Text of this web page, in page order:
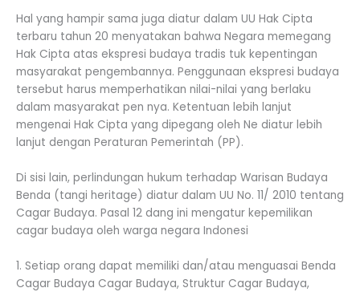
Hal yang hampir sama juga diatur dalam UU Hak Cipta
terbaru tahun 20 menyatakan bahwa Negara memegang
Hak Cipta atas ekspresi budaya tradis tuk kepentingan
masyarakat pengembannya. Penggunaan ekspresi budaya
tersebut harus memperhatikan nilai-nilai yang berlaku
dalam masyarakat pen nya. Ketentuan lebih lanjut
mengenai Hak Cipta yang dipegang oleh Ne diatur lebih
lanjut dengan Peraturan Pemerintah (PP).
Di sisi lain, perlindungan hukum terhadap Warisan Budaya
Benda (tangi heritage) diatur dalam UU No. 11/ 2010 tentang
Cagar Budaya. Pasal 12 dang ini mengatur kepemilikan
cagar budaya oleh warga negara Indonesi
1. Setiap orang dapat memiliki dan/atau menguasai Benda
Cagar Budaya Cagar Budaya, Struktur Cagar Budaya,